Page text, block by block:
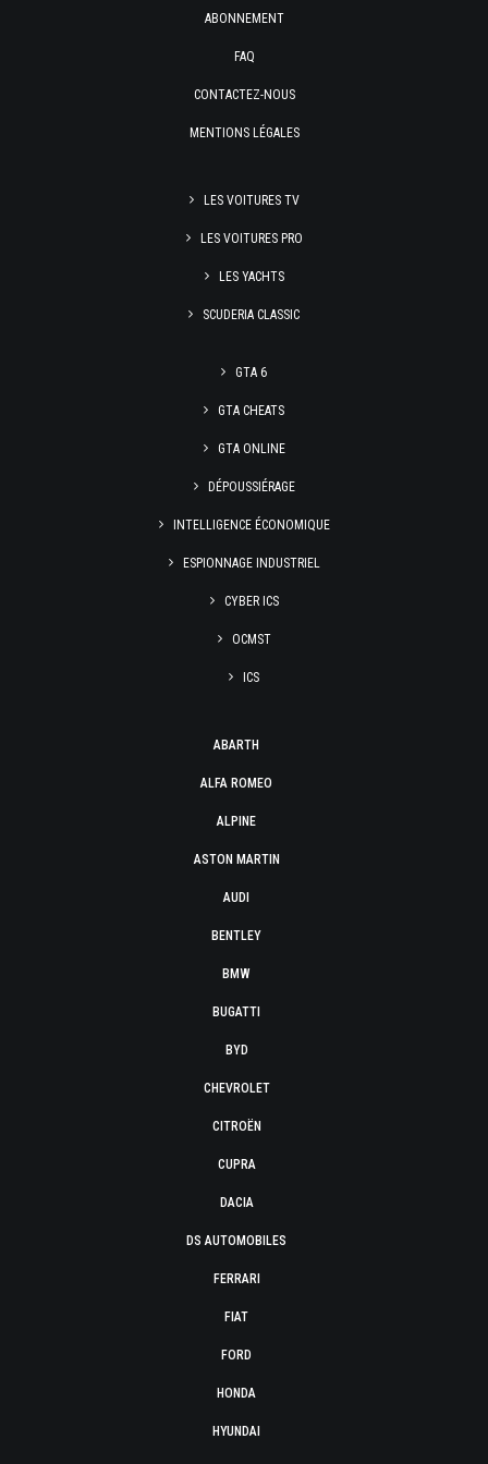
ABONNEMENT
FAQ
CONTACTEZ-NOUS
MENTIONS LÉGALES
LES VOITURES TV
LES VOITURES PRO
LES YACHTS
SCUDERIA CLASSIC
GTA 6
GTA CHEATS
GTA ONLINE
DÉPOUSSIÉRAGE
INTELLIGENCE ÉCONOMIQUE
ESPIONNAGE INDUSTRIEL
CYBER ICS
OCMST
ICS
ABARTH
ALFA ROMEO
ALPINE
ASTON MARTIN
AUDI
BENTLEY
BMW
BUGATTI
BYD
CHEVROLET
CITROËN
CUPRA
DACIA
DS AUTOMOBILES
FERRARI
FIAT
FORD
HONDA
HYUNDAI